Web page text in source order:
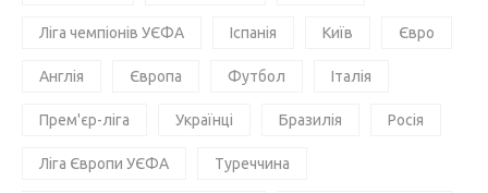
Ліга чемпіонів УЄФА Іспанія Київ Євро
Англія Європа Футбол Італія
Прем'єр-ліга Українці Бразилія Росія
Ліга Європи УЄФА Туреччина